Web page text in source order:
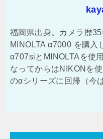
福岡県出身。カメラ歴
MINOLTA α7000 を購入
α707siとMINOLTAを使
なってからはNIKONを
のαシリーズに回帰（今